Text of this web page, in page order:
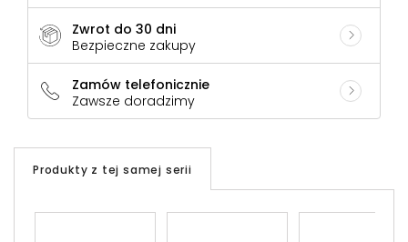
Zwrot do 30 dni
Bezpieczne zakupy
Zamów telefonicznie
Zawsze doradzimy
Produkty z tej samej serii